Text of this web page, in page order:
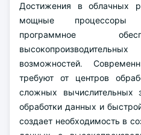
Достижения в облачных
мощные процессоры
программное
возможностей.
требуют от центров
сложных вычислительных
обработки данных и
создает необходимость в